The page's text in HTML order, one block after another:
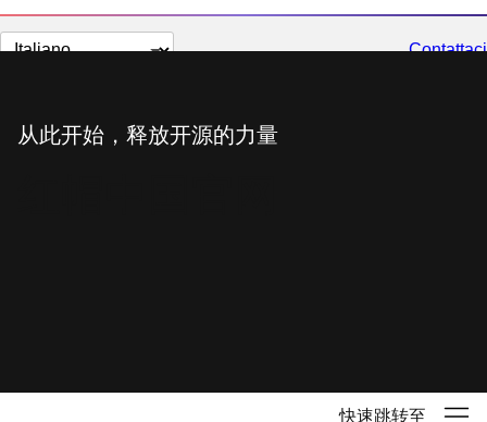
Cambia
Contattaci
从此开始，释放开源的力量
快速跳转至